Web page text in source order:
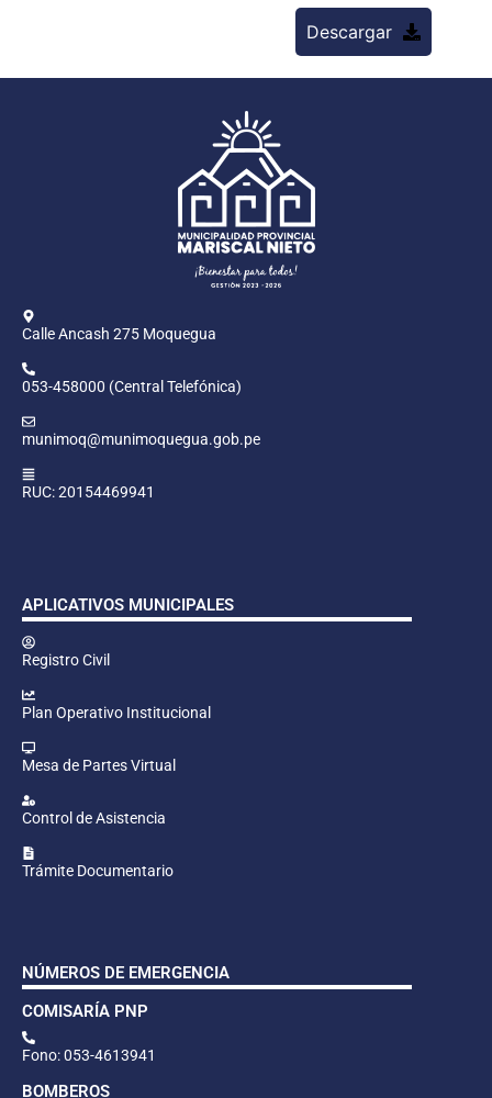
Descargar
Calle Ancash 275 Moquegua
053-458000 (Central Telefónica)
munimoq@munimoquegua.gob.pe
RUC: 20154469941
APLICATIVOS MUNICIPALES
Registro Civil
Plan Operativo Institucional
Mesa de Partes Virtual
Control de Asistencia
Trámite Documentario
NÚMEROS DE EMERGENCIA
COMISARÍA PNP
Fono: 053-4613941
BOMBEROS